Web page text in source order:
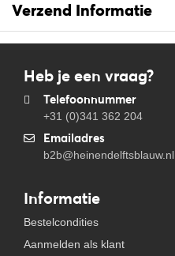
Verzend Informatie
Heb je een vraag?
Telefoonnummer
+31 (0)341 362 204
Emailadres
b2b@heinendelftsblauw.nl
Informatie
Bestelcondities
Aanmelden als klant